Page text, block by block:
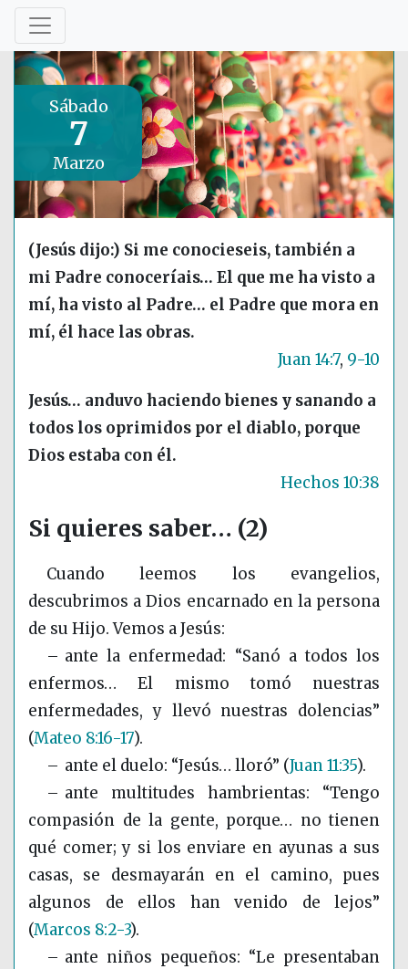
Sábado
7
Marzo
(Jesús dijo:) Si me conocieseis, también a
mi Padre conoceríais… El que me ha visto a
mí, ha visto al Padre… el Padre que mora en
mí, él hace las obras.
Juan 14:7, 9-10
Jesús… anduvo haciendo bienes y sanando a
todos los oprimidos por el diablo, porque
Dios estaba con él.
Hechos 10:38
Si quieres saber… (2)
Cuando leemos los evangelios,
descubrimos a Dios encarnado en la persona
de su Hijo. Vemos a Jesús:
– ante la enfermedad: “Sanó a todos los
enfermos… El mismo tomó nuestras
enfermedades, y llevó nuestras dolencias”
(Mateo 8:16-17).
– ante el duelo: “Jesús… lloró” (Juan 11:35).
– ante multitudes hambrientas: “Tengo
compasión de la gente, porque… no tienen
qué comer; y si los enviare en ayunas a sus
casas, se desmayarán en el camino, pues
algunos de ellos han venido de lejos”
(Marcos 8:2-3).
– ante niños pequeños: “Le presentaban